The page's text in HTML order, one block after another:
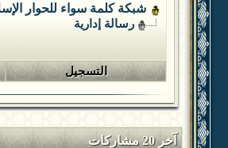
شبكة كلمة سواء للحوار
رسالة إدارية
التسجيل
آخر 20 مشاركات